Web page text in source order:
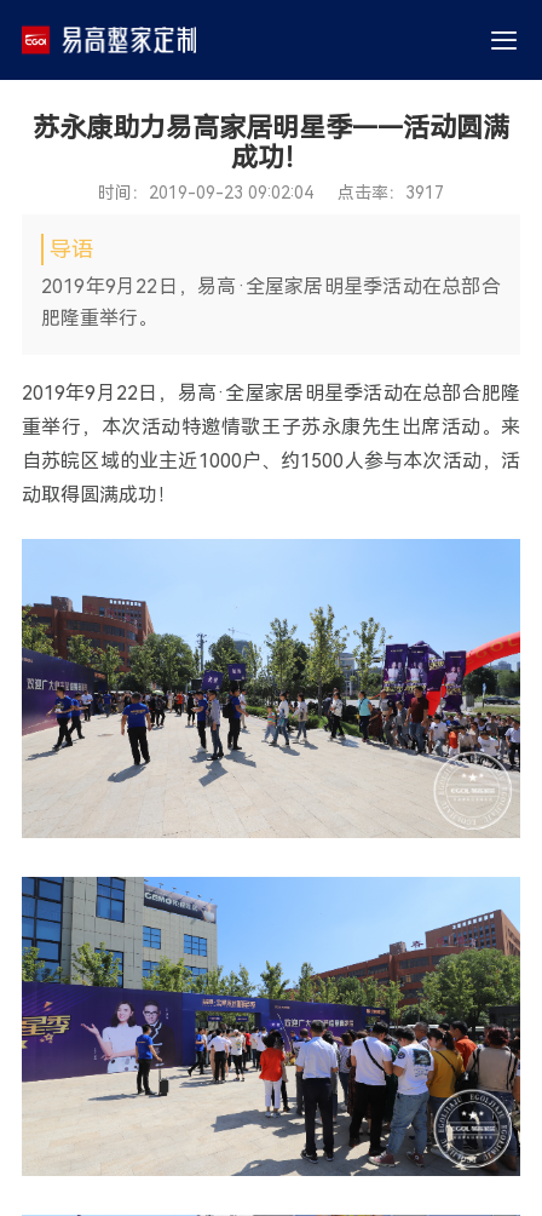
苏永康助力易高家居明星季——活动圆满
成功！
时间：2019-09-23 09:02:04 点击率：3917
导语
​2019年9月22日，易高·全屋家居明星季活动在总部合
肥隆重举行。
2019年9月22日，易高·全屋家居明星季活动在总部合肥隆
重举行，本次活动特邀情歌王子苏永康先生出席活动。来
自苏皖区域的业主近1000户、约1500人参与本次活动，活
动取得圆满成功！